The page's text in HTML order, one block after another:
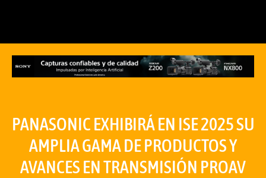
PANASONIC EXHIBIRÁ EN ISE 2025 SU
AMPLIA GAMA DE PRODUCTOS Y
AVANCES EN TRANSMISIÓN PROAV